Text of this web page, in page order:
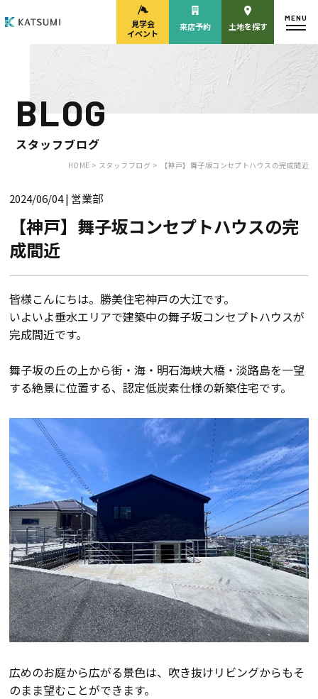
モデルハウス
来場予約
見学会・
来店予約
HOME
物件検索
会員登録
分譲モデルハウス
おすすめ分譲地
手間ひまかけた家づくり
KATSUMIの標準仕様 和暮-なごみ-
素材とデザイン
耐震性能+制震性能
断熱・気密性能と快適性
長期優良住宅
見学会
イベント
来店予約 土地を探す
MENU
BLOG
スタッフブログ
HOME > スタッフブログ > 【神戸】舞子坂コンセプトハウスの完成間近
2024/06/04| 営業部
【神戸】舞子坂コンセプトハウスの完
成間近
皆様こんにちは。勝美住宅神戸の大江です。
いよいよ垂水エリアで建築中の舞子坂コンセプトハウスが
完成間近です。
舞子坂の丘の上から街・海・明石海峡大橋・淡路島を一望
する絶景に位置する、認定低炭素仕様の新築住宅です。
広めのお庭から広がる景色は、吹き抜けリビングからもそ
のまま望むことができます。